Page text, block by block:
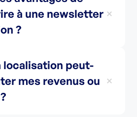
à une newsletter
?
localisation peut-
mes revenus ou